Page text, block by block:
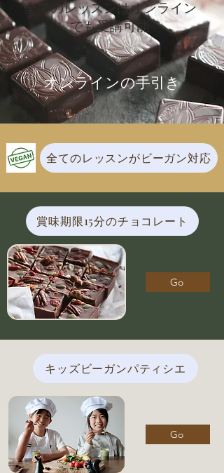
​全てのレッスンはオンライン
でも受講可能
オンラインの手引き
全てのレッスンがビーガン対応
賞味期限15分のチョコレート
Go
キッズビーガンパティシエ
Go